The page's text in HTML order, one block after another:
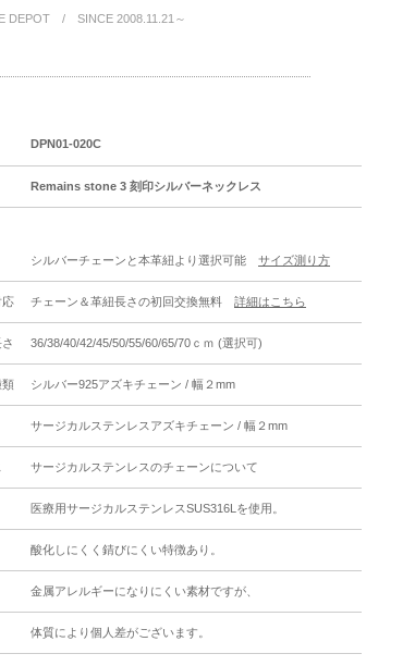
DEPOT / SINCE 2008.11.21～
DPN01-020C
Remains stone 3 刻印シルバーネックレス
シルバーチェーンと本革紐より選択可能 サイズ測り方
応 チェーン＆革紐長さの初回交換無料 詳細はこちら
36/38/40/42/45/50/55/60/65/70ｃｍ (選択可)
類 シルバー925アズキチェーン / 幅２mm
サージカルステンレスアズキチェーン / 幅２mm
サージカルステンレスのチェーンについて
医療用サージカルステンレスSUS316Lを使用。
酸化しにくく錆びにくい特徴あり。
金属アレルギーになりにくい素材ですが、
体質により個人差がございます。